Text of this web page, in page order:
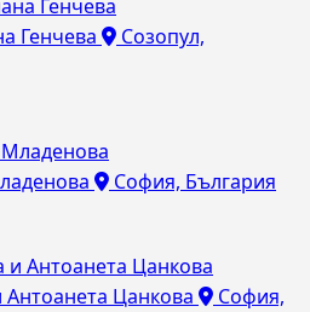
Генчева
Созопул,
София, България
Цанкова
София,